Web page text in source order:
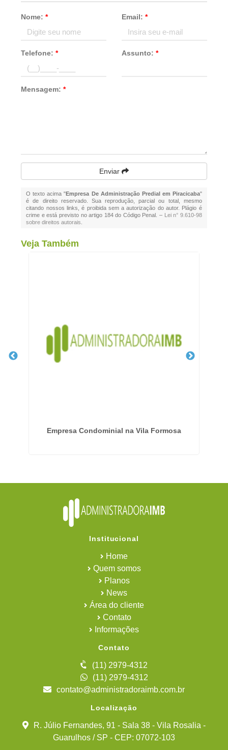
Nome:* Email: *
Telefone:* Assunto: *
Mensagem:*
Enviar
O texto acima "Empresa De Administração Predial em Piracicaba"
é de direito reservado. Sua reprodução, parcial ou total, mesmo
citando nossos links, é proibida sem a autorização do autor. Plágio é
crime e está previsto no artigo 184 do Código Penal. – Lei n° 9.610-98
sobre direitos autorais
Veja Também
Empresa Condominial na Vila Formosa
Institucional
Home
Quem somos
Planos
News
Área do cliente
Contato
Informações
Contato
(11) 2979-4312
(11) 2979-4312
contato@administradoraimb.com.br
Localização
R. Júlio Fernandes, 91 - Sala 38 - Vila Rosalia -
Guarulhos / SP - CEP: 07072-103